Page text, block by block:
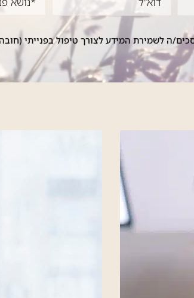
ה לשמירת המידע לצורך טיפול בפנייתי